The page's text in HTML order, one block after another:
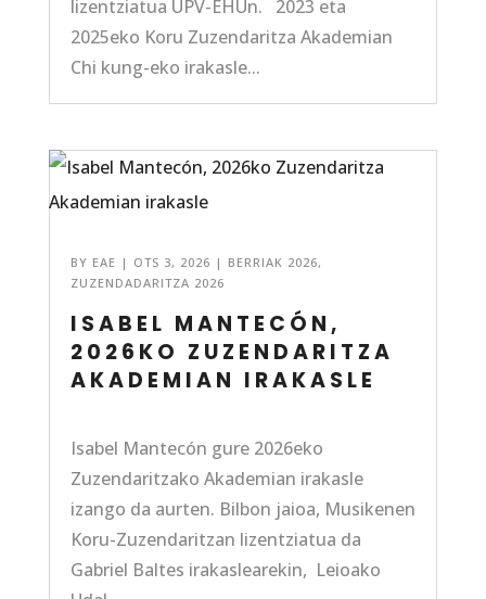
lizentziatua UPV-EHUn. 2023 eta
2025eko Koru Zuzendaritza Akademian
Chi kung-eko irakasle...
ISABEL MANTECÓN,
2026KO ZUZENDARITZA
AKADEMIAN IRAKASLE
BY EAE | OTS 3, 2026 | BERRIAK 2026,
ZUZENDADARITZA 2026
Isabel Mantecón gure 2026eko
Zuzendaritzako Akademian irakasle
izango da aurten. Bilbon jaioa, Musikenen
Koru-Zuzendaritzan lizentziatua da
Gabriel Baltes irakaslearekin, Leioako